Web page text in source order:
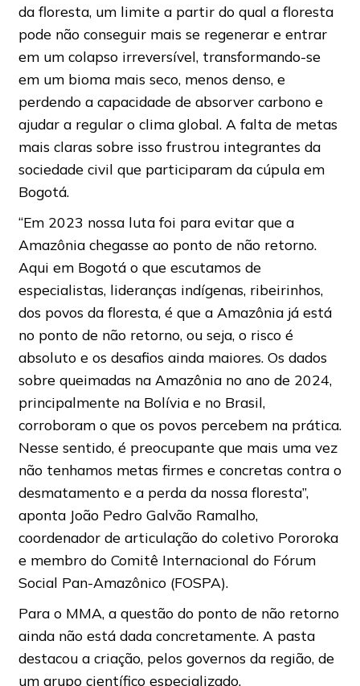
da floresta, um limite a partir do qual a floresta
pode não conseguir mais se regenerar e entrar
em um colapso irreversível, transformando-se
em um bioma mais seco, menos denso, e
perdendo a capacidade de absorver carbono e
ajudar a regular o clima global. A falta de metas
mais claras sobre isso frustrou integrantes da
sociedade civil que participaram da cúpula em
Bogotá.
“Em 2023 nossa luta foi para evitar que a
Amazônia chegasse ao ponto de não retorno.
Aqui em Bogotá o que escutamos de
especialistas, lideranças indígenas, ribeirinhos,
dos povos da floresta, é que a Amazônia já está
no ponto de não retorno, ou seja, o risco é
absoluto e os desafios ainda maiores. Os dados
sobre queimadas na Amazônia no ano de 2024,
principalmente na Bolívia e no Brasil,
corroboram o que os povos percebem na prática.
Nesse sentido, é preocupante que mais uma vez
não tenhamos metas firmes e concretas contra o
desmatamento e a perda da nossa floresta”,
aponta João Pedro Galvão Ramalho,
coordenador de articulação do coletivo Pororoka
e membro do Comitê Internacional do Fórum
Social Pan-Amazônico (FOSPA).
Para o MMA, a questão do ponto de não retorno
ainda não está dada concretamente. A pasta
destacou a criação, pelos governos da região, de
um grupo científico especializado.